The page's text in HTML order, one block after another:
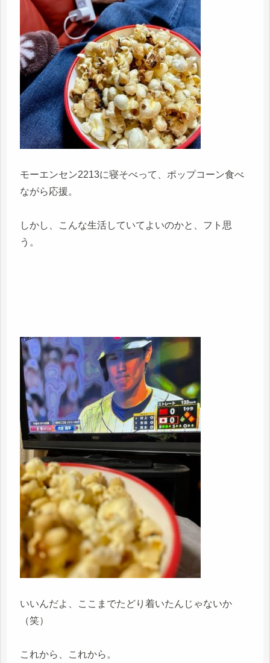
モーエンセン2213に寝そべって、ポップコーン食べ
ながら応援。
しかし、こんな生活していてよいのかと、フト思
う。
いいんだよ、ここまでたどり着いたんじゃないか
（笑）
これから、これから。